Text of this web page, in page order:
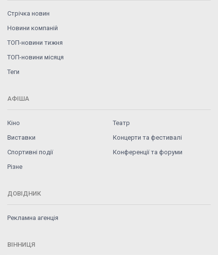
Стрічка новин
Новини компаній
ТОП-новини тижня
ТОП-новини місяця
Теги
АФІША
Кіно
Театр
Виставки
Концерти та фестивалі
Спортивні події
Конференції та форуми
Різне
ДОВІДНИК
Рекламна агенція
ВІННИЦЯ